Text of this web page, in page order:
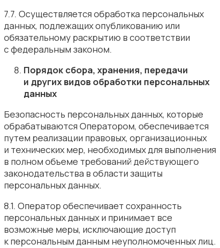
7.7. Осуществляется обработка персональных
данных, подлежащих опубликованию или
обязательному раскрытию в соответствии
с федеральным законом.
Порядок сбора, хранения, передачи
и других видов обработки персональных
данных
Безопасность персональных данных, которые
обрабатываются Оператором, обеспечивается
путем реализации правовых, организационных
и технических мер, необходимых для выполнения
в полном объеме требований действующего
законодательства в области защиты
персональных данных.
8.1. Оператор обеспечивает сохранность
персональных данных и принимает все
возможные меры, исключающие доступ
к персональным данным неуполномоченных лиц.